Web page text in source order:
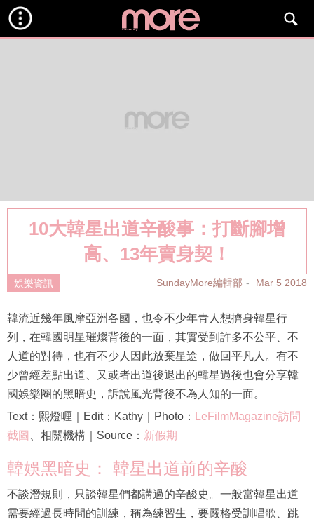
10大韓星出道辛酸事：打斷腳增
高、13年賣身契！
娛樂資訊 SundayMore編輯部 Mar 5 2018
韓流近幾年風摩亞洲各國，也令不少年青人想擠身韓星行
列，在韓國明星璀燦背後的一面，其實受到許多不公平、不
人道的對待，也有不少人因此放棄星途，做回平凡人。有不
少曾經差點出道、又或者出道後退出的韓星過後也會分享韓
國娛樂圈的黑暗史，訴說風光背後不為人知的一面。
Text：熙燈喱｜Edit：Kathy｜Photo：
LeFilmMagazine訪問
截圖
、相關機構｜Source： 新假期
韓娛黑暗史： 韓星出道前的辛酸
不談潛規則，只談韓星們都講過的辛酸史。一般當韓星出道
需要經過長時間的訓練，稱為練習生，要嚴格受訓唱歌、跳